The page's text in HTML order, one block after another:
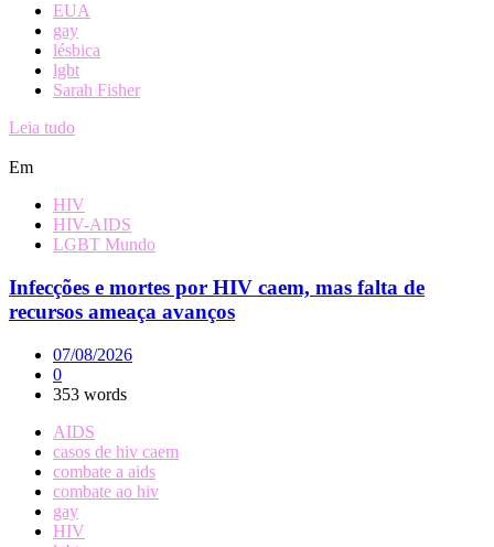
EUA
gay
lésbica
lgbt
Sarah Fisher
Leia tudo
Em
HIV
HIV-AIDS
LGBT Mundo
Infecções e mortes por HIV caem, mas falta de
recursos ameaça avanços
07/08/2026
0
353 words
AIDS
casos de hiv caem
combate a aids
combate ao hiv
gay
HIV